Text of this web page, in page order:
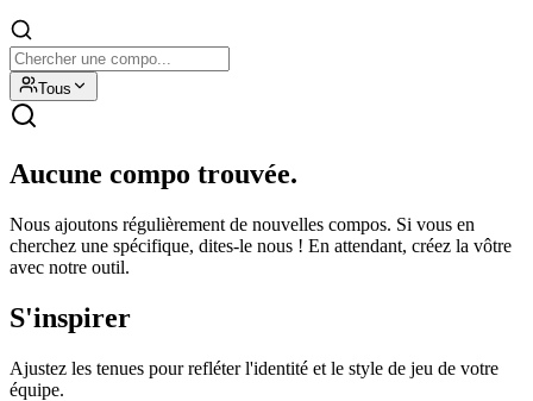
Tous
Aucune compo trouvée.
Nous ajoutons régulièrement de nouvelles compos. Si vous en
cherchez une spécifique, dites-le nous ! En attendant, créez la vôtre
avec notre outil.
S'inspirer
Ajustez les tenues pour refléter l'identité et le style de jeu de votre
équipe.